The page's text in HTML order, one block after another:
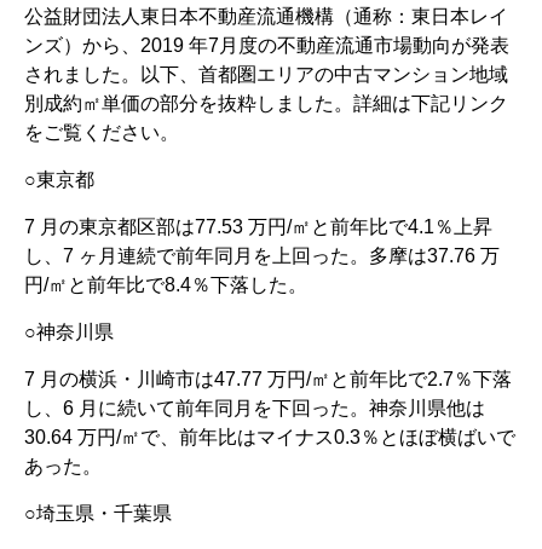
公益財団法人東日本不動産流通機構（通称：東日本レイ
ンズ）から、2019 年7月度の不動産流通市場動向が発表
されました。以下、首都圏エリアの中古マンション地域
別成約㎡単価の部分を抜粋しました。詳細は下記リンク
をご覧ください。
○東京都
7 月の東京都区部は77.53 万円/㎡と前年比で4.1％上昇
し、7 ヶ月連続で前年同月を上回った。多摩は37.76 万
円/㎡と前年比で8.4％下落した。
○神奈川県
7 月の横浜・川崎市は47.77 万円/㎡と前年比で2.7％下落
し、6 月に続いて前年同月を下回った。神奈川県他は
30.64 万円/㎡で、前年比はマイナス0.3％とほぼ横ばいで
あった。
○埼玉県・千葉県